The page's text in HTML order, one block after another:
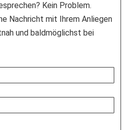
Kein Problem.
Nachricht mit Ihrem Anliegen
und baldmöglichst bei